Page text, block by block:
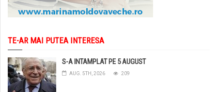
TE-AR MAI PUTEA INTERESA
S-A INTAMPLAT PE 5 AUGUST
AUG. 5TH, 2026 209